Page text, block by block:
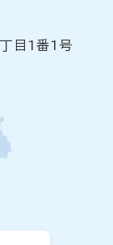
目1番1号